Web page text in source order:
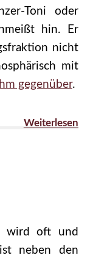
Toni oder
hin. Er
nicht
mit
gegenüber.
Weiterlesen
wird oft und
neben den